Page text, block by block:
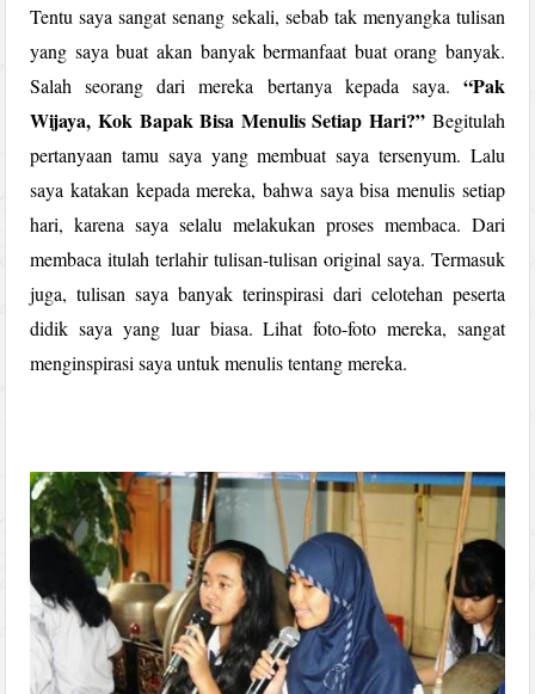
Tentu saya sangat senang sekali, sebab tak menyangka tulisan
yang saya buat akan banyak bermanfaat buat orang banyak.
Salah seorang dari mereka bertanya kepada saya. “Pak
Wijaya, Kok Bapak Bisa Menulis Setiap Hari?”Begitulah
pertanyaan tamu saya yang membuat saya tersenyum. Lalu
saya katakan kepada mereka, bahwa saya bisa menulis setiap
hari, karena saya selalu melakukan proses membaca. Dari
membaca itulah terlahir tulisan-tulisan original saya. Termasuk
juga, tulisan saya banyak terinspirasi dari celotehan peserta
didik saya yang luar biasa. Lihat foto-foto mereka, sangat
menginspirasi saya untuk menulis tentang mereka.